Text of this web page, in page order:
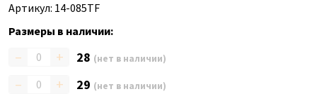
Артикул: 14-085TF
Размеры в наличии:
– + 28 (нет в наличии)
– + 29 (нет в наличии)